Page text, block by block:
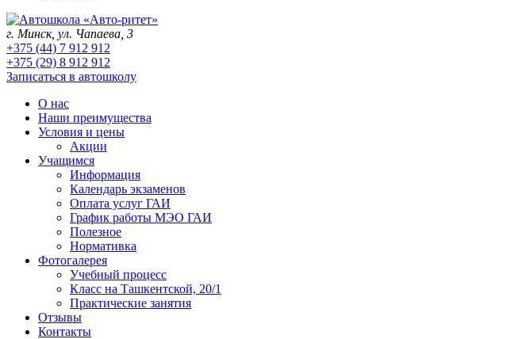
г. Минск, ул. Чапаева, 3
+375 (44) 7 912 912
+375 (29) 8 912 912
Записаться в автошколу
О нас
Наши преимущества
Условия и цены
Акции
Учащимся
Информация
Календарь экзаменов
Оплата услуг ГАИ
График работы МЭО ГАИ
Полезное
Нормативка
Фотогалерея
Учебный процесс
Класс на Ташкентской, 20/1
Практические занятия
Отзывы
Контакты